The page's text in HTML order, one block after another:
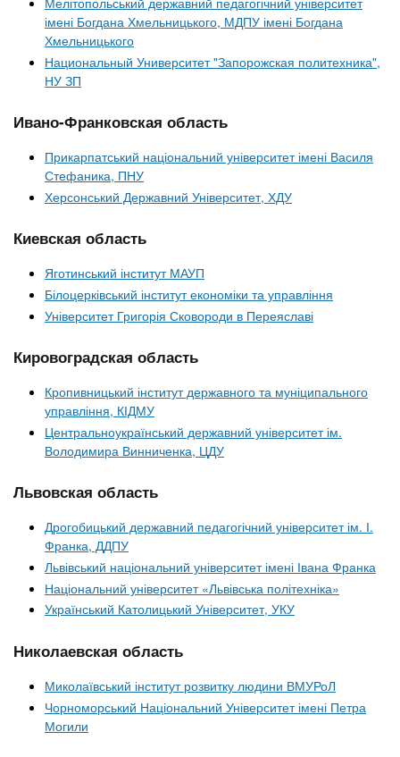
імені Богдана Хмельницького, МДПУ імені Богдана
Хмельницького
Национальный Университет "Запорожская политехника",
НУ ЗП
Ивано-Франковская область
Прикарпатський національний університет імені Василя
Стефаника, ПНУ
Херсонський Державний Університет, ХДУ
Киевская область
Яготинський інститут МАУП
Білоцерківський інститут економіки та управління
Університет Григорія Сковороди в Переяславі
Кировоградская область
Кропивницький інститут державного та муніципального
управління, КІДМУ
Центральноукраїнський державний університет ім.
Володимира Винниченка, ЦДУ
Львовская область
Дрогобицький державний педагогічний університет ім. І.
Франка, ДДПУ
Львівський національний університет імені Івана Франка
Національний університет «Львівська політехніка»
Український Католицький Університет, УКУ
Николаевская область
Миколаївський інститут розвитку людини ВМУРоЛ
Чорноморський Національний Університет імені Петра
Могили